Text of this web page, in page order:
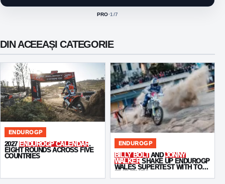
ACTIVE CLASS:
PRO·1 /7
DIN ACEEAȘI CATEGORIE
ENDUROGP
2027 ENDUROGP CALENDAR.
EIGHT ROUNDS ACROSS FIVE
COUNTRIES
ENDUROGP
BILLY BOLTANDJONNY
WALKERSHAKE UP ENDUROGP
WALES SUPERTEST WITH TOP-
FIVE TIMES